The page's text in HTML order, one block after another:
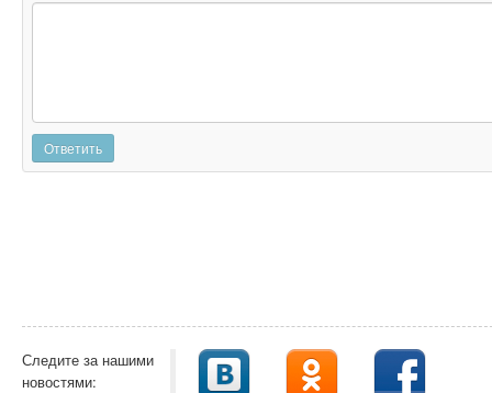
Ответить
Следите за нашими
новостями: